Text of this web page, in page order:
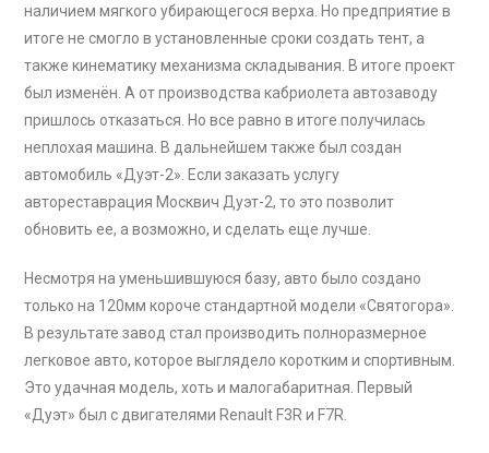
наличием мягкого убирающегося верха. Но предприятие в
итоге не смогло в установленные сроки создать тент, а
также кинематику механизма складывания. В итоге проект
был изменён. А от производства кабриолета автозаводу
пришлось отказаться. Но все равно в итоге получилась
неплохая машина. В дальнейшем также был создан
автомобиль «Дуэт-2». Если заказать услугу
автореставрация Москвич Дуэт-2, то это позволит
обновить ее, а возможно, и сделать еще лучше.
Несмотря на уменьшившуюся базу, авто было создано
только на 120мм короче стандартной модели «Святогора».
В результате завод стал производить полноразмерное
легковое авто, которое выглядело коротким и спортивным.
Это удачная модель, хоть и малогабаритная. Первый
«Дуэт» был с двигателями Renault F3R и F7R.